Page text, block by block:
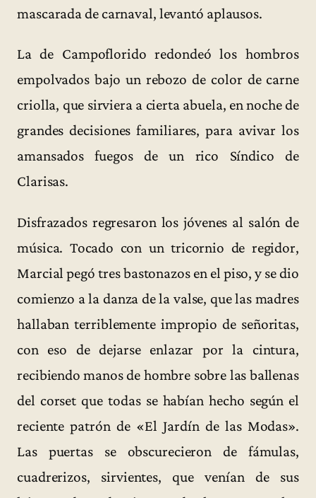
mascarada de carnaval, levantó aplausos.
La de Campoflorido redondeó los hombros
empolvados bajo un rebozo de color de carne
criolla, que sirviera a cierta abuela, en noche de
grandes decisiones familiares, para avivar los
amansados fuegos de un rico Síndico de
Clarisas.
Disfrazados regresaron los jóvenes al salón de
música. Tocado con un tricornio de regidor,
Marcial pegó tres bastonazos en el piso, y se dio
comienzo a la danza de la valse, que las madres
hallaban terriblemente impropio de señoritas,
con eso de dejarse enlazar por la cintura,
recibiendo manos de hombre sobre las ballenas
del corset que todas se habían hecho según el
reciente patrón de «El Jardín de las Modas».
Las puertas se obscurecieron de fámulas,
cuadrerizos, sirvientes, que venían de sus